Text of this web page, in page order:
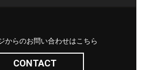
からのお問い合わせはこちら
CONTACT